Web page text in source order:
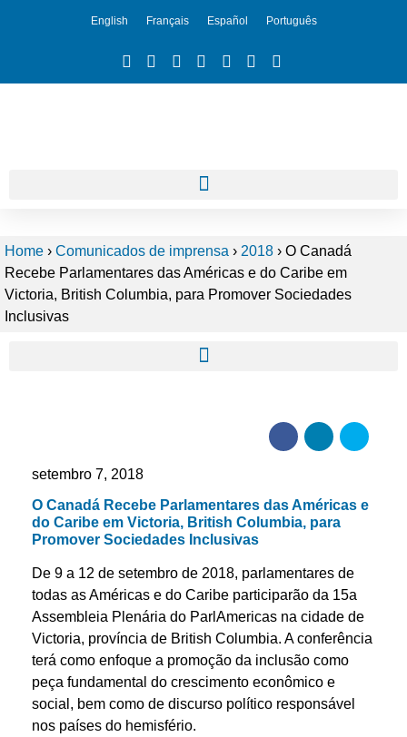
English Français Español Português
Home › Comunicados de imprensa › 2018 › O Canadá
Recebe Parlamentares das Américas e do Caribe em
Victoria, British Columbia, para Promover Sociedades
Inclusivas
setembro 7, 2018
O Canadá Recebe Parlamentares das Américas e
do Caribe em Victoria, British Columbia, para
Promover Sociedades Inclusivas
De 9 a 12 de setembro de 2018, parlamentares de
todas as Américas e do Caribe participarão da 15a
Assembleia Plenária do ParlAmericas na cidade de
Victoria, província de British Columbia. A conferência
terá como enfoque a promoção da inclusão como
peça fundamental do crescimento econômico e
social, bem como de discurso político responsável
nos países do hemisfério.